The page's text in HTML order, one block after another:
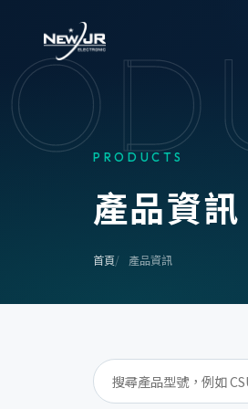
PRODUCTS
產品資訊
首頁 產品資訊